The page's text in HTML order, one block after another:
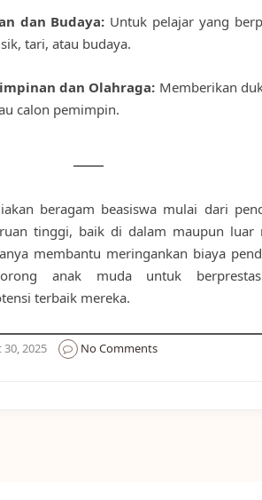
dan Budaya: Untuk pelajar yang
tari, atau budaya.
dan Olahraga: Memberikan
calon pemimpin.
beragam beasiswa mulai dari
tinggi, baik di dalam maupun luar
membantu meringankan biaya
anak muda untuk
terbaik mereka.
2025 No Comments